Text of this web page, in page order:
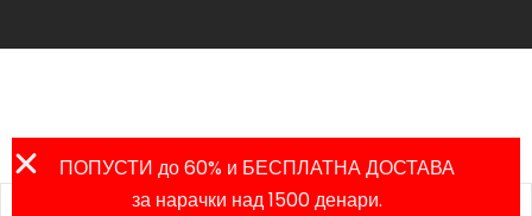
ПОПУСТИ до 60% и БЕСПЛАТНА ДОСТАВА
за нарачки над 1500 денари.